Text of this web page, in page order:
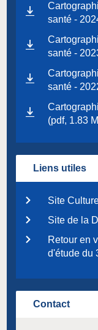
santé -
santé -
santé -
(pdf, 1.83
Liens utiles
Site
Site de la
Retour en
d'étude du
Contact